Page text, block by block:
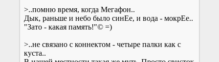
>..помню время, когда Мегафон..
Дык, раньше и небо было синЕе, и вода - мокрЕе..
"Зато - какая память!"© =)
>..не связано с коннектом - четыре палки как с
куста..